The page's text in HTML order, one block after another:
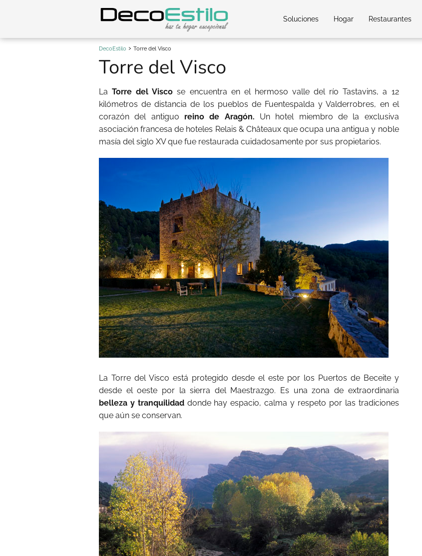
Soluciones Hogar Restaurantes
DecoEstilo Torre del Visco
Torre del Visco
LaTorre del Visco se encuentra en el hermoso valle del río Tastavins, a 12
kilómetros de distancia de los pueblos de Fuentespalda y Valderrobres, en el
corazón del antiguo reino de Aragón. Un hotel miembro de la exclusiva
asociación francesa de hoteles Relais & Châteaux que ocupa una antigua y noble
masía del siglo XV que fue restaurada cuidadosamente por sus propietarios.
La Torre del Visco está protegido desde el este por los Puertos de Beceite y
desde el oeste por la sierra del Maestrazgo. Es una zona de extraordinaria
belleza y tranquilidaddonde hay espacio, calma y respeto por las tradiciones
que aún se conservan.